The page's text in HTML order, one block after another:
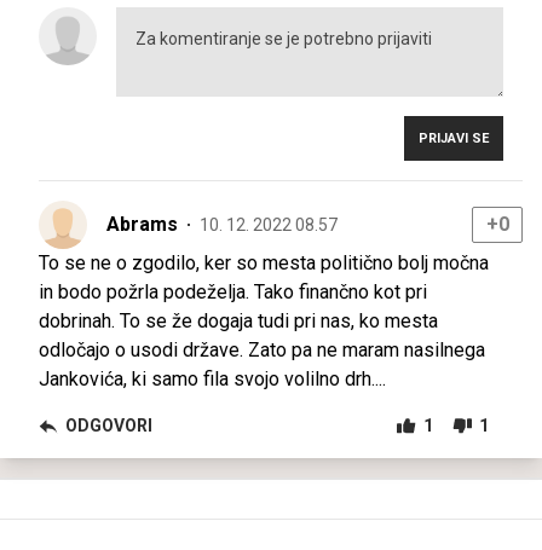
PRIJAVI SE
Abrams 10. 12. 2022 08.57
+0
To se ne o zgodilo, ker so mesta politično bolj močna
in bodo požrla podeželja. Tako finančno kot pri
dobrinah. To se že dogaja tudi pri nas, ko mesta
odločajo o usodi države. Zato pa ne maram nasilnega
Jankovića, ki samo fila svojo volilno drh....
ODGOVORI 1 1